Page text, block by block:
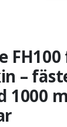
–
1000